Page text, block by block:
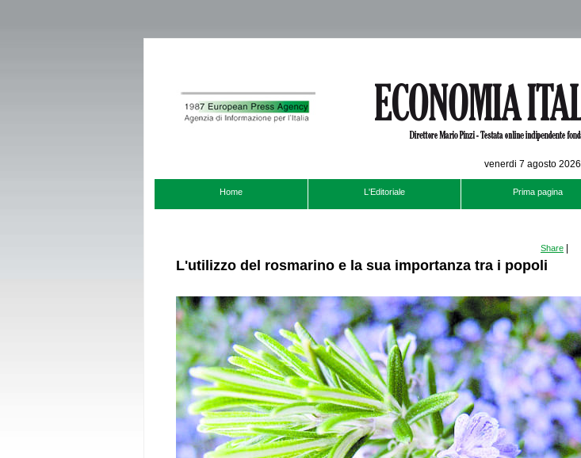
venerdi 7 agosto 2026
Home L'Editoriale Prima pagina
Share
L'utilizzo del rosmarino e la sua importanza tra i popoli